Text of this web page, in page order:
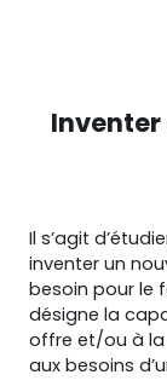
Inventer
Il s’agit
inventer un
besoin pour le
désigne la
offre et/ou à la
aux besoins